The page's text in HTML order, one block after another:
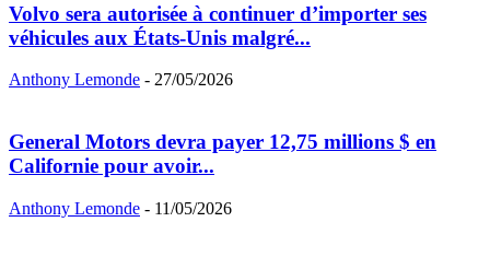
Volvo sera autorisée à continuer d’importer ses
véhicules aux États-Unis malgré...
Anthony Lemonde - 27/05/2026
General Motors devra payer 12,75 millions $ en
Californie pour avoir...
Anthony Lemonde - 11/05/2026